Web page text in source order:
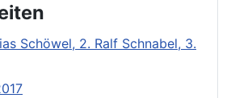
Schöwel, 2. Ralf Schnabel, 3.